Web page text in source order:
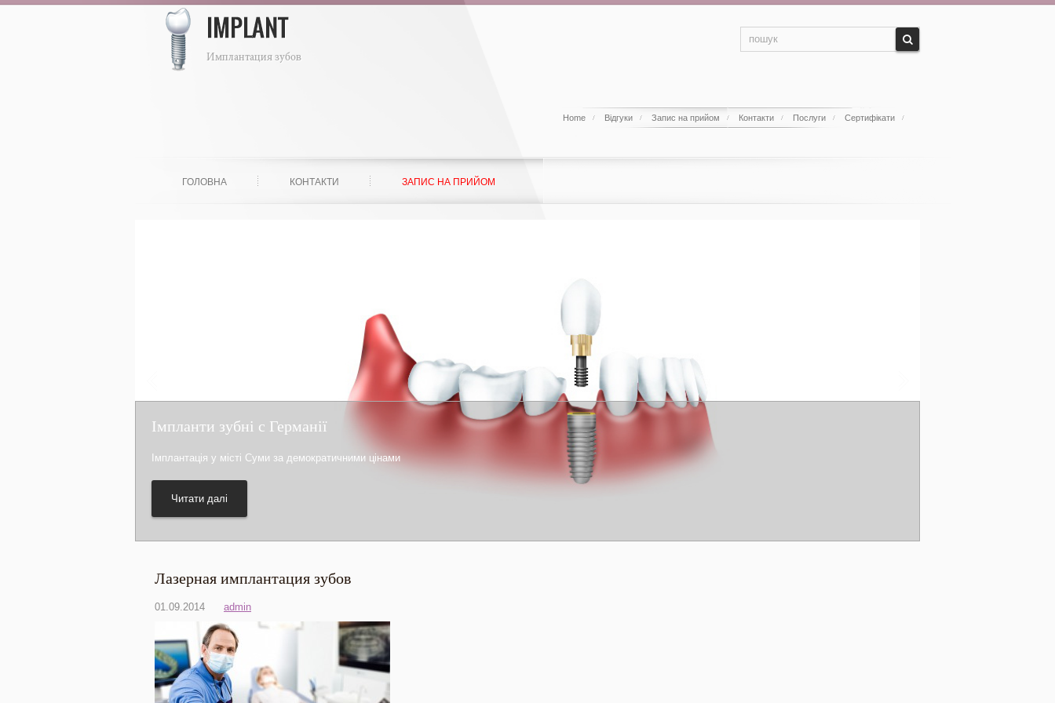
Home Відгуки Запис на прийом Контакти Послуги Сертифікати
ГОЛОВНА КОНТАКТИ ЗАПИС НА ПРИЙОМ
Імпланти зубні с Германії
Імплантація у місті Суми за демократичними цінами
Читати далі
Лазерная имплантация зубов
01.09.2014 admin